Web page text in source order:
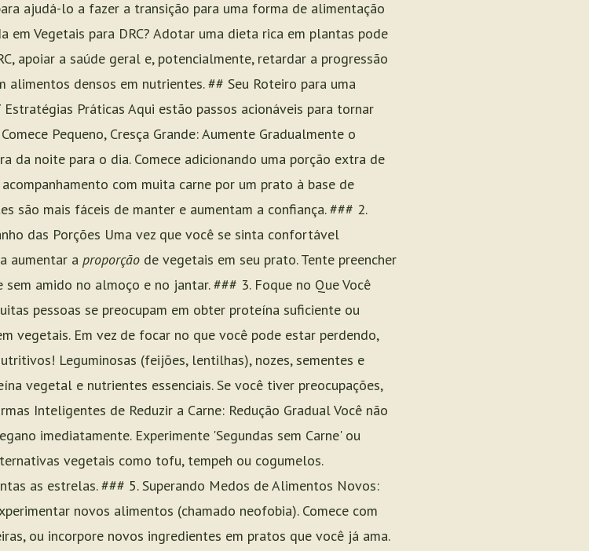
ajudá-lo a fazer a transição para uma forma de alimentação
em Vegetais para DRC? Adotar uma dieta rica em plantas pode
apoiar a saúde geral e, potencialmente, retardar a progressão
alimentos densos em nutrientes. ## Seu Roteiro para uma
Práticas Aqui estão passos acionáveis para tornar
Pequeno, Cresça Grande: Aumente Gradualmente o
da noite para o dia. Comece adicionando uma porção extra de
com muita carne por um prato à base de
são mais fáceis de manter e aumentam a confiança. ### 2.
das Porções Uma vez que você se sinta confortável
aumentar a proporção de vegetais em seu prato. Tente preencher
amido no almoço e no jantar. ### 3. Foque no Que Você
pessoas se preocupam em obter proteína suficiente ou
vegetais. Em vez de focar no que você pode estar perdendo,
Leguminosas (feijões, lentilhas), nozes, sementes e
vegetal e nutrientes essenciais. Se você tiver preocupações,
Inteligentes de Reduzir a Carne: Redução Gradual Você não
imediatamente. Experimente 'Segundas sem Carne' ou
vegetais como tofu, tempeh ou cogumelos.
as estrelas. ### 5. Superando Medos de Alimentos Novos:
novos alimentos (chamado neofobia). Comece com
ou incorpore novos ingredientes em pratos que você já ama.